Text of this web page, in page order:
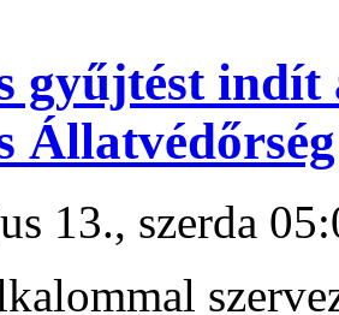
gyűjtést indít
13., szerda